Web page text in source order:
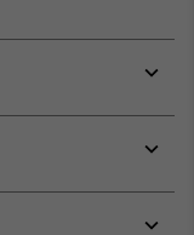
or
or